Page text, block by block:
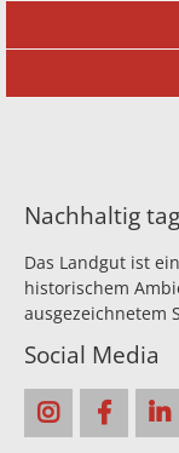
Nachhaltig
Das Landgut ist
historischem
ausgezeichnetem
Social Media